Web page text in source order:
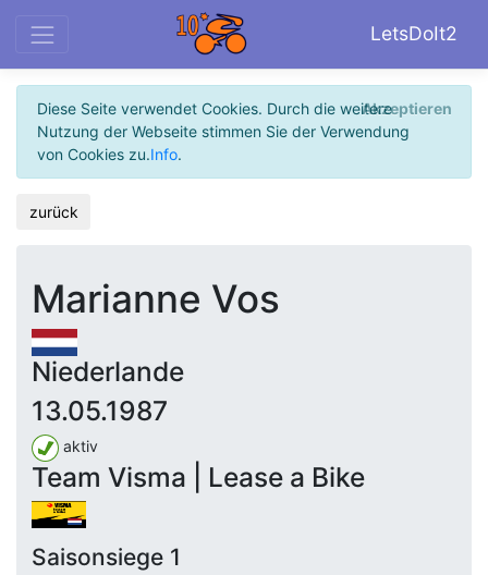
LetsDoIt2
Diese Seite verwendet Cookies. Durch die weitere
Nutzung der Webseite stimmen Sie der Verwendung
von Cookies zu.Info.
Akzeptieren
zurück
Marianne Vos
Niederlande
13.05.1987
aktiv
Team Visma | Lease a Bike
Saisonsiege 1